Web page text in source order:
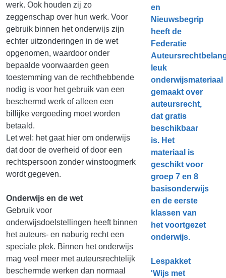
werk. Ook houden zij zo
zeggenschap over hun werk. Voor
gebruik binnen het onderwijs zijn
echter uitzonderingen in de wet
opgenomen, waardoor onder
bepaalde voorwaarden geen
toestemming van de rechthebbende
nodig is voor het gebruik van een
beschermd werk of alleen een
billijke vergoeding moet worden
betaald.
Let wel: het gaat hier om onderwijs
dat door de overheid of door een
rechtspersoon zonder winstoogmerk
wordt gegeven.
Onderwijs en de wet
Gebruik voor
onderwijsdoelstellingen heeft binnen
het auteurs- en naburig recht een
speciale plek. Binnen het onderwijs
mag veel meer met auteursrechtelijk
beschermde werken dan normaal
en
Nieuwsbegrip
heeft de
Federatie
leuk
onderwijsmateriaal
gemaakt over
auteursrecht,
dat gratis
beschikbaar
is. Het
materiaal is
geschikt voor
groep 7 en 8
basisonderwijs
en de eerste
klassen van
het voortgezet
onderwijs.
Lespakket
'Wijs met